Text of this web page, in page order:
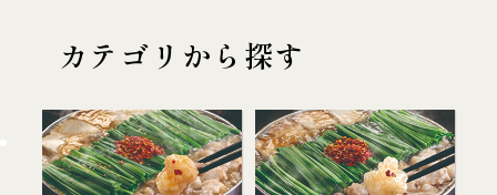
カテゴリから探す